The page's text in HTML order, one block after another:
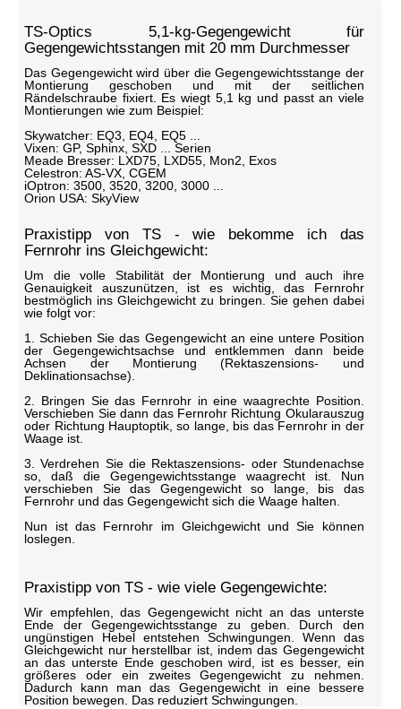
TS-Optics 5,1-kg-Gegengewicht für
Gegengewichtsstangen mit 20 mm Durchmesser
Das Gegengewicht wird über die Gegengewichtsstange der
Montierung geschoben und mit der seitlichen
Rändelschraube fixiert. Es wiegt 5,1 kg und passt an viele
Montierungen wie zum Beispiel:
Skywatcher: EQ3, EQ4, EQ5 ...
Vixen: GP, Sphinx, SXD ... Serien
Meade Bresser: LXD75, LXD55, Mon2, Exos
Celestron: AS-VX, CGEM
iOptron: 3500, 3520, 3200, 3000 ...
Orion USA: SkyView
Praxistipp von TS - wie bekomme ich das
Fernrohr ins Gleichgewicht:
Um die volle Stabilität der Montierung und auch ihre
Genauigkeit auszunützen, ist es wichtig, das Fernrohr
bestmöglich ins Gleichgewicht zu bringen. Sie gehen dabei
wie folgt vor:
1. Schieben Sie das Gegengewicht an eine untere Position
der Gegengewichtsachse und entklemmen dann beide
Achsen der Montierung (Rektaszensions- und
Deklinationsachse).
2. Bringen Sie das Fernrohr in eine waagrechte Position.
Verschieben Sie dann das Fernrohr Richtung Okularauszug
oder Richtung Hauptoptik, so lange, bis das Fernrohr in der
Waage ist.
3. Verdrehen Sie die Rektaszensions- oder Stundenachse
so, daß die Gegengewichtsstange waagrecht ist. Nun
verschieben Sie das Gegengewicht so lange, bis das
Fernrohr und das Gegengewicht sich die Waage halten.
Nun ist das Fernrohr im Gleichgewicht und Sie können
loslegen.
Praxistipp von TS - wie viele Gegengewichte:
Wir empfehlen, das Gegengewicht nicht an das unterste
Ende der Gegengewichtsstange zu geben. Durch den
ungünstigen Hebel entstehen Schwingungen. Wenn das
Gleichgewicht nur herstellbar ist, indem das Gegengewicht
an das unterste Ende geschoben wird, ist es besser, ein
größeres oder ein zweites Gegengewicht zu nehmen.
Dadurch kann man das Gegengewicht in eine bessere
Position bewegen. Das reduziert Schwingungen.